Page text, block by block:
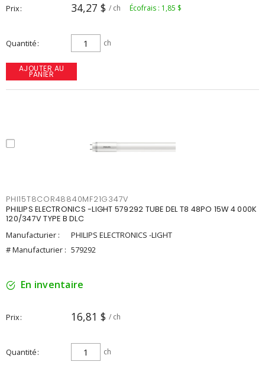
Prix 34,27 $ / ch Écofrais : 1,85 $
Quantité ch
AJOUTER AU
PANIER
PHI15T8COR48840MF21G347V
PHILIPS ELECTRONICS -LIGHT 579292 TUBE DEL T8 48PO 15W 4 000K
120/347V TYPE B DLC
Manufacturier :
PHILIPS ELECTRONICS -LIGHT
# Manufacturier : 579292
En inventaire
Prix 16,81 $ / ch
Quantité ch